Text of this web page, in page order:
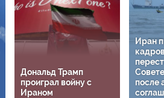
Дональд Трамп
проиграл войну с
Ираном
Иран
после